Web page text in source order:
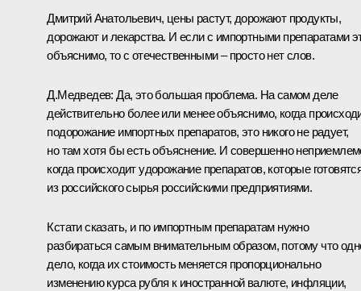
Дмитрий Анатольевич, цены растут, дорожают продукты,
дорожают и лекарства. И если с импортными препаратами
объяснимо, то с отечественными – просто нет слов.
Д.Медведев: Да, это большая проблема. На самом деле
действительно более или менее объяснимо, когда
подорожание импортных препаратов, это никого не радует,
но там хотя бы есть объяснение. И совершенно
когда происходит удорожание препаратов, которые
из российского сырья российскими предприятиями.
Кстати сказать, и по импортным препаратам нужно
разбираться самым внимательным образом, потому что
дело, когда их стоимость меняется пропорционально
изменению курса рубля к иностранной валюте, инфляции,